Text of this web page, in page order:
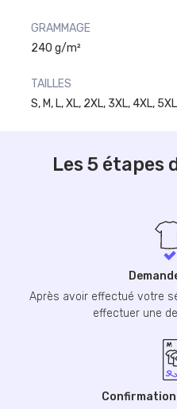
GRAMMAGE
240 g/m²
TAILLES
S, M, L, XL, 2XL, 3XL, 4XL, 5XL
Les 5 étapes
Après avoir effectué votre
effectuer une
Confirmation